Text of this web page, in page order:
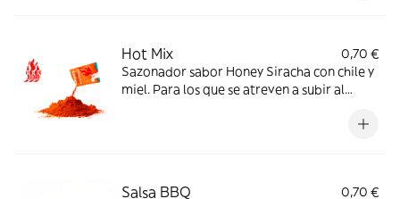
Hot Mix
0,70 €
Sazonador sabor Honey Siracha con chile y
miel. Para los que se atreven a subir al
Salsa BBQ 0,70 €